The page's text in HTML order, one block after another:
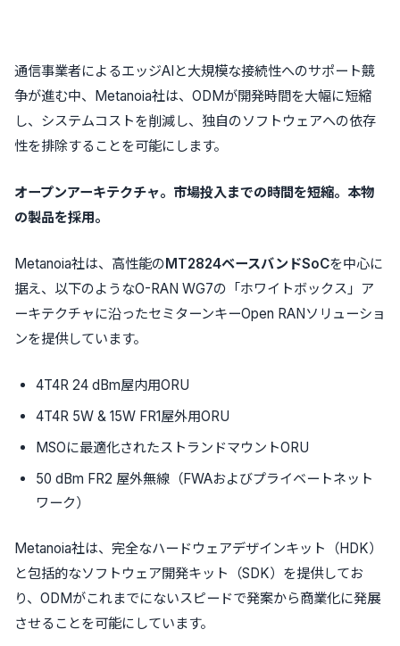
通信事業者によるエッジAIと大規模な接続性へのサポート競
争が進む中、Metanoia社は、ODMが開発時間を大幅に短縮
し、システムコストを削減し、独自のソフトウェアへの依存
性を排除することを可能にします。
オープンアーキテクチャ。市場投入までの時間を短縮。本物
の製品を採用。
Metanoia社は、高性能の MT2824ベースバンドSoCを中心に
据え、以下のようなO-RAN WG7の「ホワイトボックス」ア
ーキテクチャに沿ったセミターンキーOpen RANソリューショ
ンを提供しています。
4T4R 24 dBm屋内用ORU
4T4R 5W & 15W FR1屋外用ORU
MSOに最適化されたストランドマウントORU
50 dBm FR2 屋外無線（FWAおよびプライベートネット
ワーク）
Metanoia社は、完全なハードウェアデザインキット（HDK）
と包括的なソフトウェア開発キット（SDK）を提供してお
り、ODMがこれまでにないスピードで発案から商業化に発展
させることを可能にしています。